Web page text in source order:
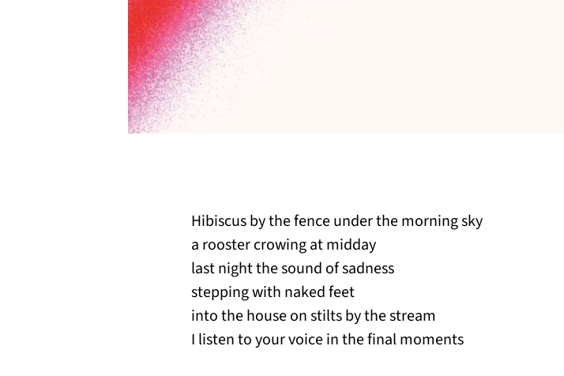
Hibiscus by the fence under the morning sky
a rooster crowing at midday
last night the sound of sadness
stepping with naked feet
into the house on stilts by the stream
I listen to your voice in the final moments